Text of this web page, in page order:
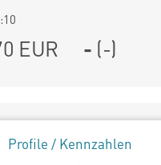
EUR - (-)
Profile / Kennzahlen